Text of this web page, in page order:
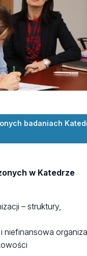
badaniach
w Katedrze
– struktury,
niefinansowa